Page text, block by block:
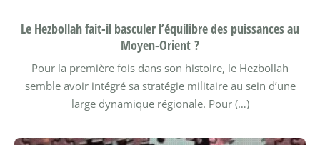
Le Hezbollah fait-il basculer l’équilibre des puissances au
Moyen-Orient ?
Pour la première fois dans son histoire, le Hezbollah
semble avoir intégré sa stratégie militaire au sein d’une
large dynamique régionale. Pour (…)